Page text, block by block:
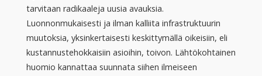
tarvitaan radikaaleja uusia avauksia.
Luonnonmukaisesti ja ilman kalliita infrastruktuurin
muutoksia, yksinkertaisesti keskittymällä oikeisiin, eli
kustannustehokkaisiin asioihin, toivon. Lähtökohtainen
huomio kannattaa suunnata siihen ilmeiseen